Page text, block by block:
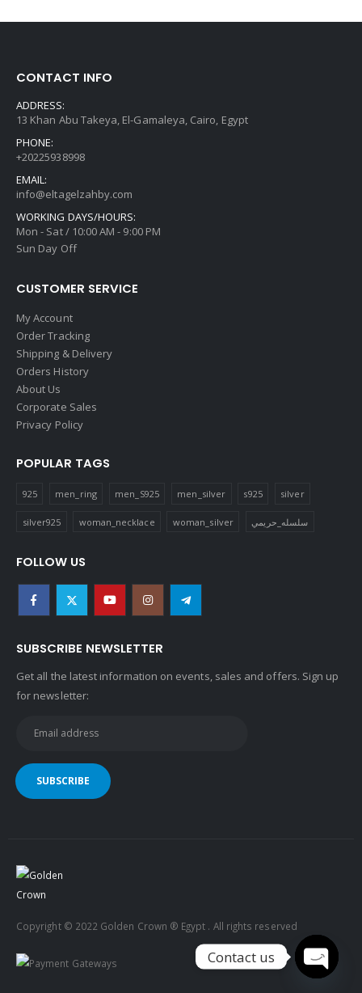
CONTACT INFO
ADDRESS:
13 Khan Abu Takeya, El-Gamaleya, Cairo, Egypt
PHONE:
+20225938998
EMAIL:
info@eltagelzahby.com
WORKING DAYS/HOURS:
Mon - Sat / 10:00 AM - 9:00 PM
Sun Day Off
CUSTOMER SERVICE
My Account
Order Tracking
Shipping & Delivery
Orders History
About Us
Corporate Sales
Privacy Policy
POPULAR TAGS
925 men_ring men_S925 men_silver s925 silver
silver925 woman_necklace woman_silver سلسله_حريمي
FOLLOW US
SUBSCRIBE NEWSLETTER
Get all the latest information on events, sales and offers. Sign up
for newsletter:
Copyright © 2022 Golden Crown ® Egypt . All rights reserved
Contact us